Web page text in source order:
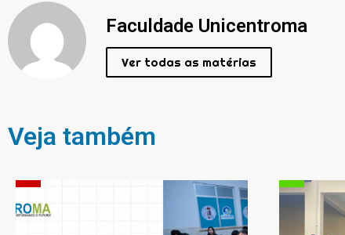
Faculdade Unicentroma
Ver todas as matérias
Veja também